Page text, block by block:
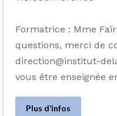
Formatrice : Mme
questions, merci de
direction@institut-
vous être enseignée
Plus d’infos